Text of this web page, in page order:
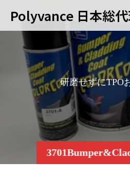
Polyvance 日本総
研磨せずにTPOおよ